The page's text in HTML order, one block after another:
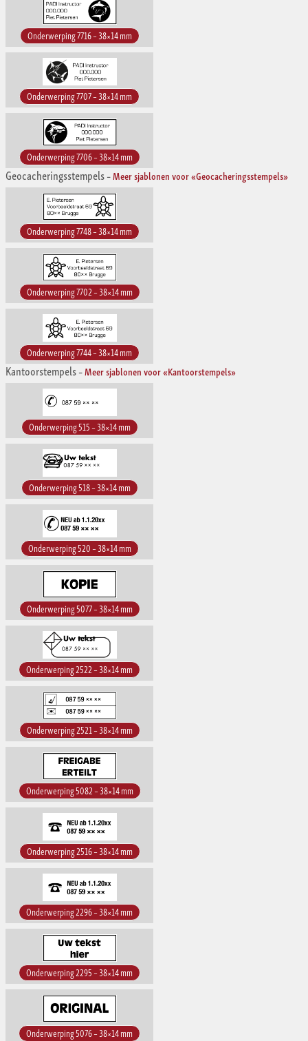
Onderwerping 7716 – 38×14 mm
Onderwerping 7707 – 38×14 mm
Onderwerping 7706 – 38×14 mm
Geocacheringsstempels–Meer sjablonen voor «Geocacheringsstempels»
Onderwerping 7748 – 38×14 mm
Onderwerping 7702 – 38×14 mm
Onderwerping 7744 – 38×14 mm
Kantoorstempels–Meer sjablonen voor «Kantoorstempels»
Onderwerping 515 – 38×14 mm
Onderwerping 518 – 38×14 mm
Onderwerping 520 – 38×14 mm
Onderwerping 5077 – 38×14 mm
Onderwerping 2522 – 38×14 mm
Onderwerping 2521 – 38×14 mm
Onderwerping 5082 – 38×14 mm
Onderwerping 2516 – 38×14 mm
Onderwerping 2296 – 38×14 mm
Onderwerping 2295 – 38×14 mm
Onderwerping 5076 – 38×14 mm